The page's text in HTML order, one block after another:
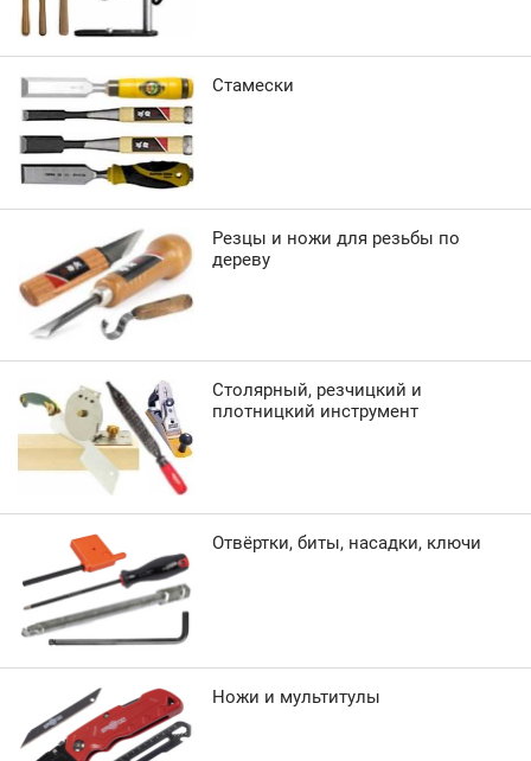
Стамески
Резцы и ножи для резьбы по
дереву
Столярный, резчицкий и
плотницкий инструмент
Отвёртки, биты, насадки, ключи
Ножи и мультитулы